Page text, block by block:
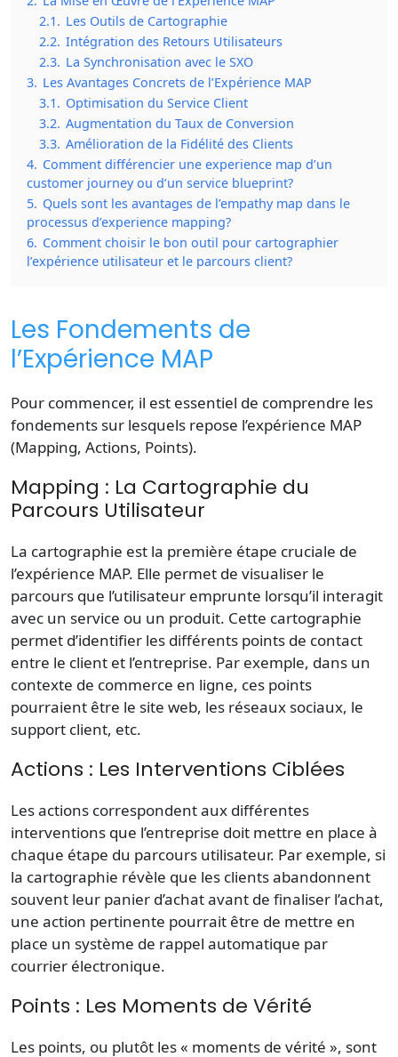
2.1. Les Outils de Cartographie
2.2. Intégration des Retours Utilisateurs
2.3. La Synchronisation avec le SXO
3. Les Avantages Concrets de l’Expérience MAP
3.1. Optimisation du Service Client
3.2. Augmentation du Taux de Conversion
3.3. Amélioration de la Fidélité des Clients
4. Comment différencier une experience map d’un
customer journey ou d’un service blueprint?
5. Quels sont les avantages de l’empathy map dans le
processus d’experience mapping?
6. Comment choisir le bon outil pour cartographier
l’expérience utilisateur et le parcours client?
Les Fondements de
l’Expérience MAP
Pour commencer, il est essentiel de comprendre les
fondements sur lesquels repose l’expérience MAP
(Mapping, Actions, Points).
Mapping : La Cartographie du
Parcours Utilisateur
La cartographie est la première étape cruciale de
l’expérience MAP. Elle permet de visualiser le
parcours que l’utilisateur emprunte lorsqu’il interagit
avec un service ou un produit. Cette cartographie
permet d’identifier les différents points de contact
entre le client et l’entreprise. Par exemple, dans un
contexte de commerce en ligne, ces points
pourraient être le site web, les réseaux sociaux, le
support client, etc.
Actions : Les Interventions Ciblées
Les actions correspondent aux différentes
interventions que l’entreprise doit mettre en place à
chaque étape du parcours utilisateur. Par exemple, si
la cartographie révèle que les clients abandonnent
souvent leur panier d’achat avant de finaliser l’achat,
une action pertinente pourrait être de mettre en
place un système de rappel automatique par
courrier électronique.
Points : Les Moments de Vérité
Les points, ou plutôt les « moments de vérité », sont